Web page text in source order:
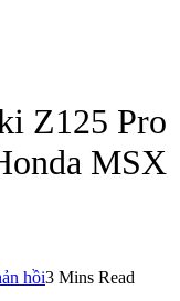
Z125 Pro
MSX
hồi3 Mins Read